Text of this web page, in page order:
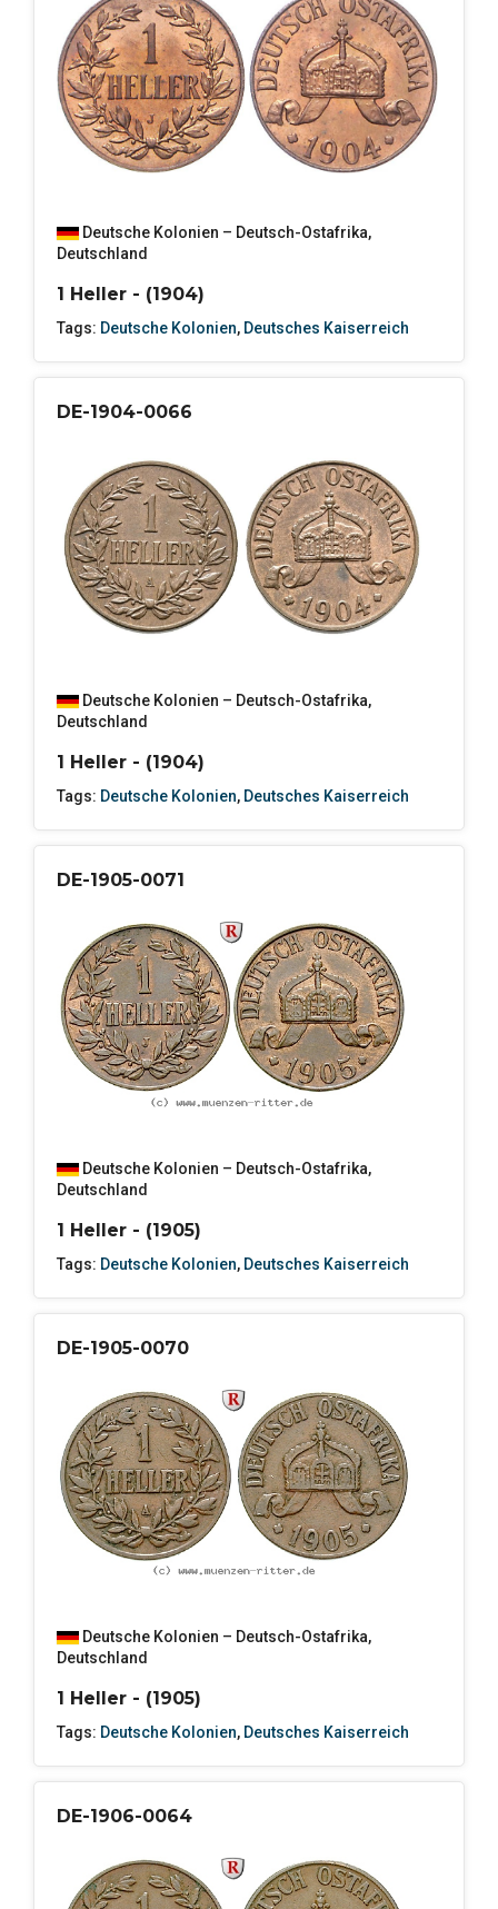
Deutsche Kolonien – Deutsch-Ostafrika,
Deutschland
1 Heller - (1904)
Tags: Deutsche Kolonien, Deutsches Kaiserreich
DE-1904-0066
Deutsche Kolonien – Deutsch-Ostafrika,
Deutschland
1 Heller - (1904)
Tags: Deutsche Kolonien, Deutsches Kaiserreich
DE-1905-0071
Deutsche Kolonien – Deutsch-Ostafrika,
Deutschland
1 Heller - (1905)
Tags: Deutsche Kolonien, Deutsches Kaiserreich
DE-1905-0070
Deutsche Kolonien – Deutsch-Ostafrika,
Deutschland
1 Heller - (1905)
Tags: Deutsche Kolonien, Deutsches Kaiserreich
DE-1906-0064